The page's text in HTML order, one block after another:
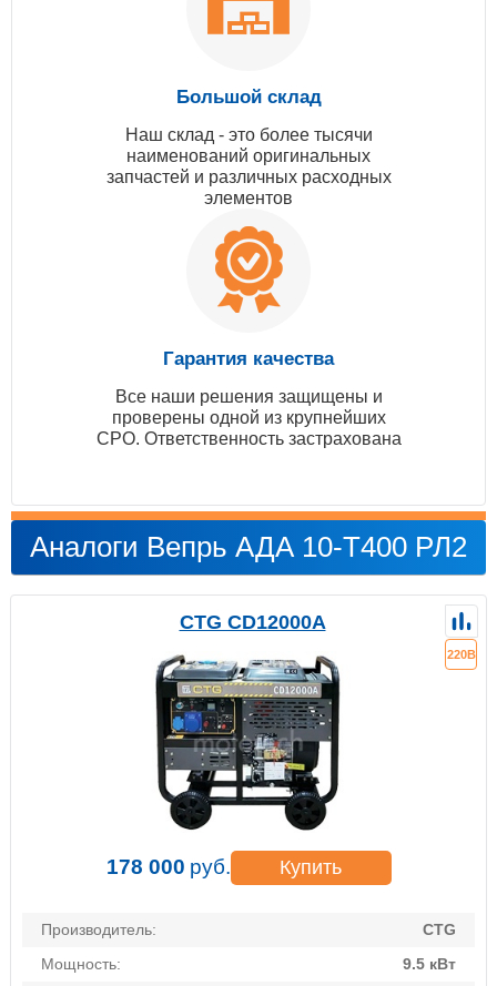
Большой склад
Наш склад - это более тысячи
наименований оригинальных
запчастей и различных расходных
элементов
Гарантия качества
Все наши решения защищены и
проверены одной из крупнейших
СРО. Ответственность застрахована
Аналоги Вепрь АДА 10-Т400 РЛ2
CTG CD12000A
220В
178 000 руб. Купить
Производитель:
CTG
Мощность:
9.5 кВт